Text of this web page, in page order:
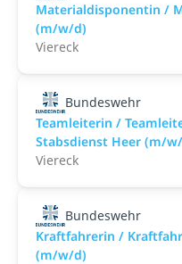
Materialdisponentin /
(m/w/d)
Viereck
Bundeswehr
Teamleiterin /
Stabsdienst Heer (m/
Viereck
Bundeswehr
Kraftfahrerin /
(m/w/d)